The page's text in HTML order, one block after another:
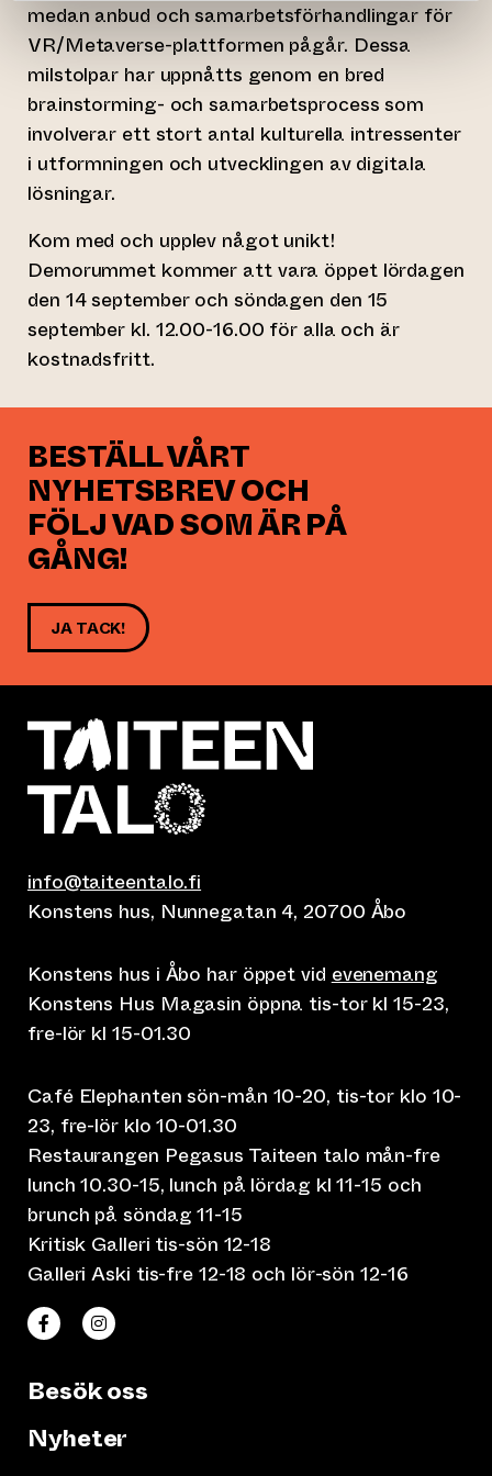
medan anbud och samarbetsförhandlingar för
VR/Metaverse-plattformen pågår. Dessa
milstolpar har uppnåtts genom en bred
brainstorming- och samarbetsprocess som
involverar ett stort antal kulturella intressenter
i utformningen och utvecklingen av digitala
lösningar.
Kom med och upplev något unikt!
Demorummet kommer att vara öppet lördagen
den 14 september och söndagen den 15
september kl. 12.00-16.00 för alla och är
kostnadsfritt.
BESTÄLL VÅRT
NYHETSBREV OCH
FÖLJ VAD SOM ÄR PÅ
GÅNG!
JA TACK!
info@taiteentalo.fi
Konstens hus, Nunnegatan 4, 20700 Åbo
Konstens hus i Åbo har öppet vid evenemang
Konstens Hus Magasin öppna tis-tor kl 15-23,
fre-lör kl 15-01.30
Café Elephanten sön-mån 10-20, tis-tor klo 10-
23, fre-lör klo 10-01.30
Restaurangen Pegasus Taiteen talo mån-fre
lunch 10.30-15, lunch på lördag kl 11-15 och
brunch på söndag 11-15
Kritisk Galleri tis-sön 12-18
Galleri Aski tis-fre 12-18 och lör-sön 12-16
Taiteen talo Facebookissa
(leder till annan webbtjänst)
Taiteen talo Instagramissa
(leder till annan webbtjänst)
Besök oss
Nyheter